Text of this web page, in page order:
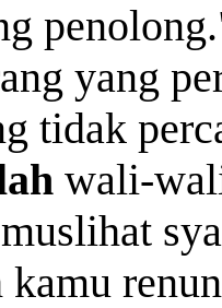
yang
tidak
wali-